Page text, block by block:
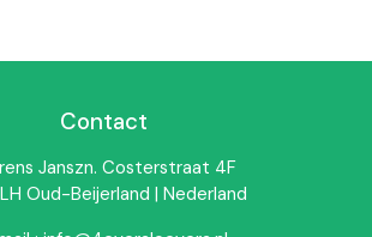
Contact
Janszn. Costerstraat 4F
Oud-Beijerland | Nederland